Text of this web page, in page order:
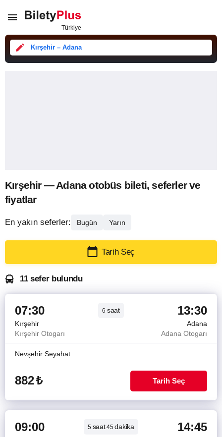
Kırşehir – Adana
Kırşehir — Adana otobüs bileti, seferler ve
fiyatlar
En yakın seferler: Bugün Yarın
Tarih Seç
11 sefer bulundu
07:30 6 saat 13:30
Kırşehir
Adana
Kırşehir Otogarı
Adana Otogarı
Nevşehir Seyahat
882₺ Tarih Seç
09:00 5 saat45dakika 14:45